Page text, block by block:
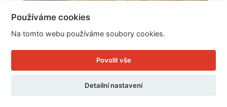
Venkovní teploměr bílý kov 30cm
Používáme cookies
Na tomto webu používáme soubory cookies.
Povolit vše
Detailní nastavení